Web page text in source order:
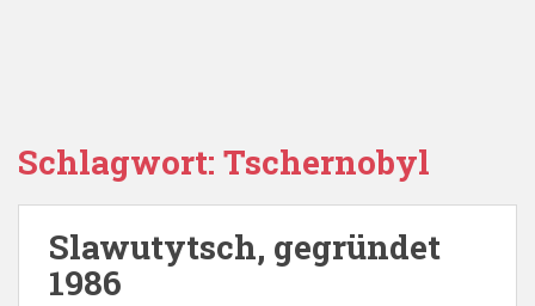
Schlagwort: Tschernobyl
Slawutytsch, gegründet
1986